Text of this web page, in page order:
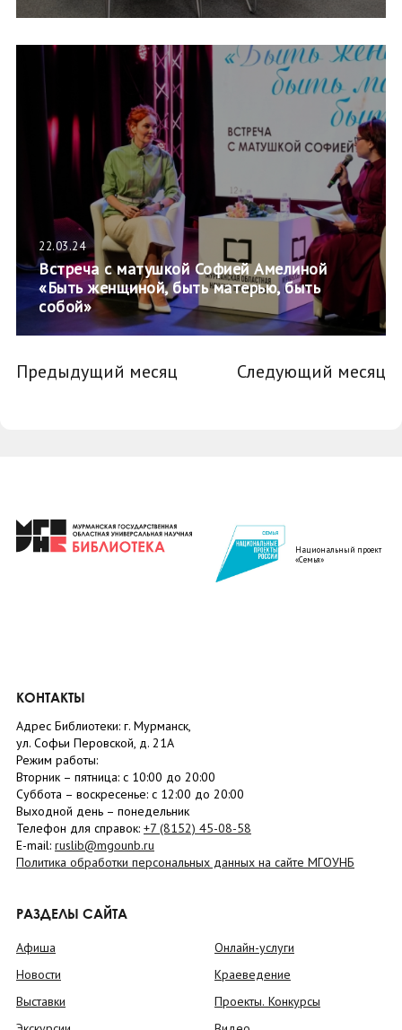
22.03.24
Встреча с матушкой Софией Амелиной
«Быть женщиной, быть матерью, быть
собой»
Предыдущий месяц Следующий месяц
Национальный проект
«Семья»
КОНТАКТЫ
Адрес Библиотеки: г. Мурманск,
ул. Софьи Перовской, д. 21А
Режим работы:
Вторник – пятница: с 10:00 до 20:00
Суббота – воскресенье: c 12:00 до 20:00
Выходной день – понедельник
Телефон для справок: +7 (8152) 45-08-58
E-mail: ruslib@mgounb.ru
Политика обработки персональных данных на сайте МГОУНБ
РАЗДЕЛЫ САЙТА
Афиша
Новости
Выставки
Онлайн-услуги
Краеведение
Проекты. Конкурсы